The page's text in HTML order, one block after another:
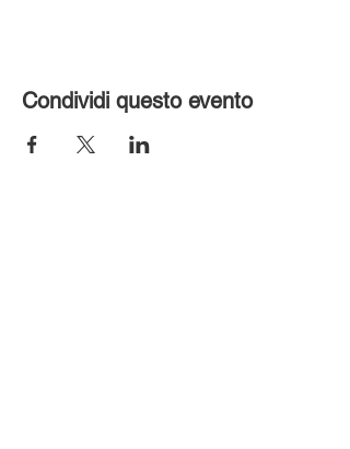
Condividi questo evento